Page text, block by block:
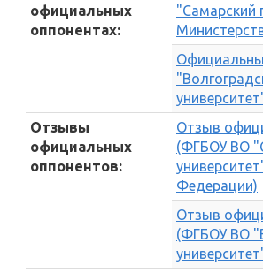
официальных
оппонентах:
"Самарский
Отзывы
официальных
оппонентов:
Отзыв
(ФГБОУ ВО
Федерации)
Отзыв
(ФГБОУ ВО